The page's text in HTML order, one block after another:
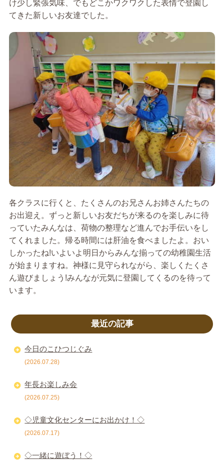
け少し緊張気味、でもどこかワクワクした表情で登園し
てきた新しいお友達でした。
各クラスに行くと、たくさんのお兄さんお姉さんたちの
お出迎え。ずっと新しいお友だちが来るのを楽しみに待
っていたみんなは、荷物の整理など進んでお手伝いをし
てくれました。帰る時間には肝油を食べましたよ。おい
しかったね!いよいよ明日からみんな揃っての幼稚園生活
が始まりますね。神様に見守られながら、楽しくたくさ
ん遊びましょう!みんなが元気に登園してくるのを待って
います。
最近の記事
今日のこひつじぐみ
(2026.07.28)
年長お楽しみ会
(2026.07.25)
◇児童文化センターにお出かけ！◇
(2026.07.17)
◇一緒に遊ぼう！◇